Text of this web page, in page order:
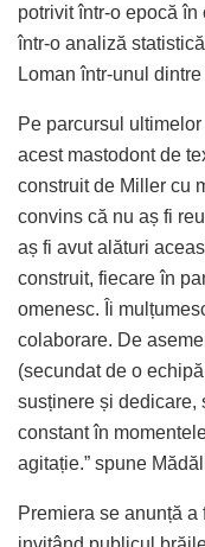
potrivit într-o epocă
într-o analiză
Loman într-unul
Pe parcursul
acest mastodont de
construit de Miller cu
convins că nu aș fi
aș fi avut alături
construit, fiecare în
omenesc. Îi
colaborare. De
(secundat de o
susținere și dedicare,
constant în
agitație.” spune
Premiera se anunță